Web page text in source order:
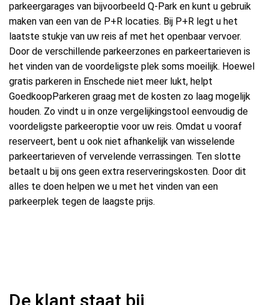
parkeergarages van bijvoorbeeld Q-Park en kunt u gebruik
maken van een van de P+R locaties. Bij P+R legt u het
laatste stukje van uw reis af met het openbaar vervoer.
Door de verschillende parkeerzones en parkeertarieven is
het vinden van de voordeligste plek soms moeilijk. Hoewel
gratis parkeren in Enschede niet meer lukt, helpt
GoedkoopParkeren graag met de kosten zo laag mogelijk
houden. Zo vindt u in onze vergelijkingstool eenvoudig de
voordeligste parkeeroptie voor uw reis. Omdat u vooraf
reserveert, bent u ook niet afhankelijk van wisselende
parkeertarieven of vervelende verrassingen. Ten slotte
betaalt u bij ons geen extra reserveringskosten. Door dit
alles te doen helpen we u met het vinden van een
parkeerplek tegen de laagste prijs.
De klant staat bij